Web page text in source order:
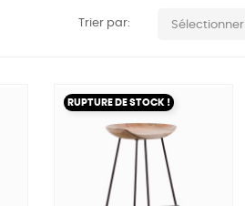
Trier par: Sélectionner
RUPTURE DE STOCK !